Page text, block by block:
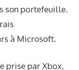
son portefeuille.
à Microsoft.
prise par Xbox,